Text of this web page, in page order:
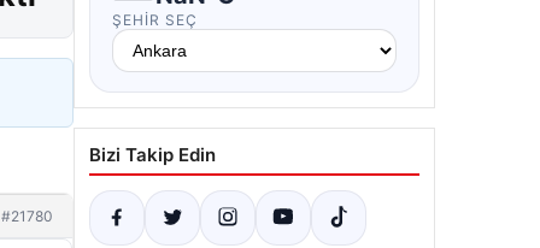
#21780
ŞEHIR SEÇ
Bizi Takip Edin